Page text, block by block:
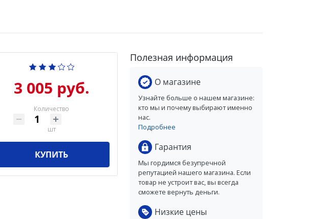
3 005 руб.
Количество
шт
КУПИТЬ
Полезная информация
О магазине
Узнайте больше о нашем магазине:
кто мы и почему выбирают именно
нас.
Подробнее
Гарантия
Мы гордимся безупречной
репутацией нашего магазина. Если
товар не устроит вас, вы всегда
сможете вернуть деньги.
Низкие цены